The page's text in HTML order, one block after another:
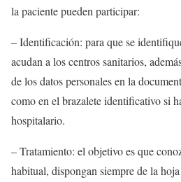
la paciente pueden participar:
– Identificación: para que se
acudan a los centros sanitarios,
de los datos personales en la
como en el brazalete identificativo si
hospitalario.
– Tratamiento: el objetivo es que
habitual, dispongan siempre de la